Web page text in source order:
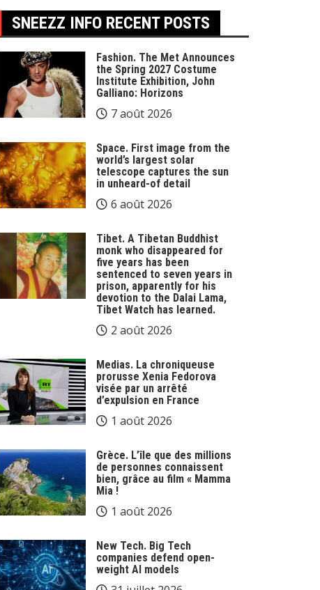
SNEEZZ INFO RECENT POSTS
Fashion. The Met Announces
the Spring 2027 Costume
Institute Exhibition, John
Galliano: Horizons
7 août 2026
Space. First image from the
world’s largest solar
telescope captures the sun
in unheard-of detail
6 août 2026
Tibet. A Tibetan Buddhist
monk who disappeared for
five years has been
sentenced to seven years in
prison, apparently for his
devotion to the Dalai Lama,
Tibet Watch has learned.
2 août 2026
Medias. La chroniqueuse
prorusse Xenia Fedorova
visée par un arrêté
d’expulsion en France
1 août 2026
Grèce. L’île que des millions
de personnes connaissent
bien, grâce au film « Mamma
Mia !
1 août 2026
New Tech. Big Tech
companies defend open-
weight AI models